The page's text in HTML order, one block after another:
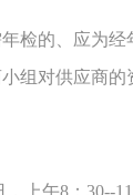
检的、应为经
组对供应商
上午8：30--